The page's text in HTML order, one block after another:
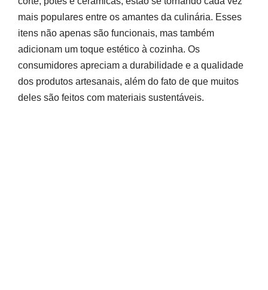
mais populares entre os amantes da culinária. Esses
itens não apenas são funcionais, mas também
adicionam um toque estético à cozinha. Os
consumidores apreciam a durabilidade e a qualidade
dos produtos artesanais, além do fato de que muitos
deles são feitos com materiais sustentáveis.